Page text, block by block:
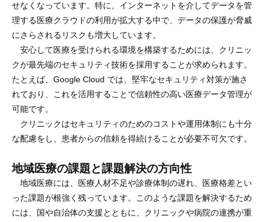
せなくなっています。特に、インターネットを介してデータを管
理する医療クラウドの利用が拡大する中で、データの保護が脅威
にさらされるリスクも増大しています。
安心して医療を受けられる環境を構築するためには、クリニッ
クが最先端のセキュリティ技術を採用することが求められます。
たとえば、Google Cloud では、堅牢なセキュリティ対策が施さ
れており、これを活用することで信頼性の高い医療データ管理が
可能です。
クリニックはセキュリティのためのコストや運用体制にも十分
な配慮をし、患者からの信頼を得続けることが必要不可欠です。
地域医療の課題と課題解決の方向性
地域医療には、医療人材不足や診療体制の遅れ、医療格差とい
った課題が根強く残っています。このような課題を解決するため
には、国や自治体の支援とともに、クリニックや病院の連携が重